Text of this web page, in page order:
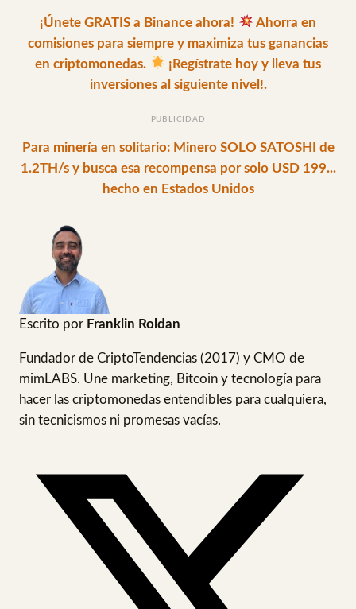
¡Únete GRATIS a Binance ahora!
Ahorra en
comisiones para siempre y maximiza tus ganancias
en criptomonedas.
¡Regístrate hoy y lleva tus
inversiones al siguiente nivel!.
PUBLICIDAD
Para minería en solitario: Minero SOLO SATOSHI de
1.2TH/s y busca esa recompensa por solo USD 199...
hecho en Estados Unidos
Escrito por Franklin Roldan
Fundador de CriptoTendencias (2017) y CMO de
mimLABS. Une marketing, Bitcoin y tecnología para
hacer las criptomonedas entendibles para cualquiera,
sin tecnicismos ni promesas vacías.